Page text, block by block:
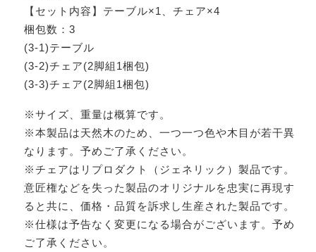
【セット内容】テーブル×1、チェア×4
梱包数：3
(3-1)テーブル
(3-2)チェア(2脚組1梱包)
(3-3)チェア(2脚組1梱包)
※サイズ、重量は概算です。
※本製品は天然木のため、一つ一つ色や木目が若干異
なります。予めご了承ください。
※チェアはリプロダクト（ジェネリック）製品です。
意匠権などを失った製品のオリジナルを忠実に再現す
ると共に、価格・品質を訴求し生産された製品です。
※仕様は予告なく変更になる場合がございます。予め
ご了承ください。